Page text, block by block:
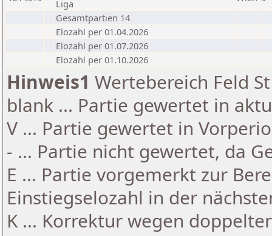
Liga
Gesamtpartien 14
Elozahl per 01.04.2026
Elozahl per 01.07.2026
Elozahl per 01.10.2026
Hinweis1 Wertebereich Feld
blank ... Partie gewertet in
V ... Partie gewertet in
- ... Partie nicht gewertet, da
E ... Partie vorgemerkt zur
Einstiegselozahl in der
K ... Korrektur wegen